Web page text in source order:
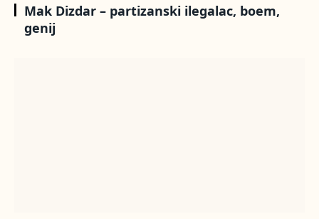
Mak Dizdar – partizanski ilegalac, boem,
genij